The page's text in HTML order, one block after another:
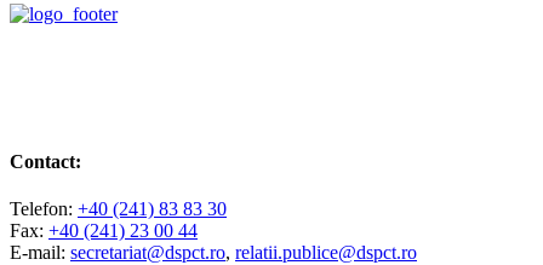
Contact:
Telefon: +40 (241) 83 83 30
Fax: +40 (241) 23 00 44
E-mail: secretariat@dspct.ro, relatii.publice@dspct.ro